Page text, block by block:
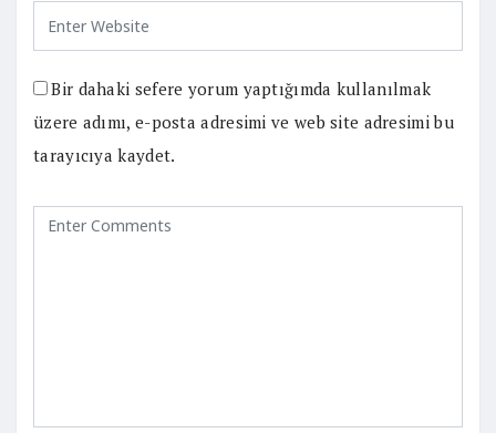
Bir dahaki sefere yorum yaptığımda kullanılmak
üzere adımı, e-posta adresimi ve web site adresimi bu
tarayıcıya kaydet.